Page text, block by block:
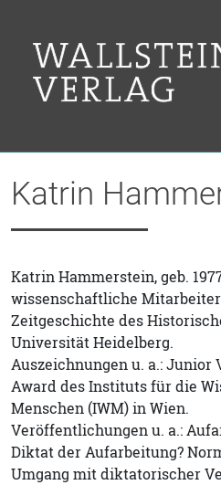
Katrin
Katrin Hammerstein, geb.
wissenschaftliche
Zeitgeschichte des
Universität Heidelberg.
Auszeichnungen u. a.:
Award des Instituts für die
Menschen (IWM) in Wien.
Veröffentlichungen u. a.:
Diktat der Aufarbeitung?
Umgang mit diktatorischer